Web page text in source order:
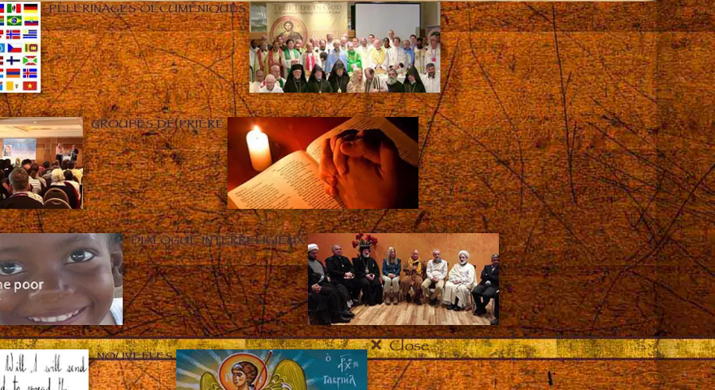
PÈLERINAGES OECUMÉNIQUES
GROUPES DE PRIÈRE
DIALOGUE INTERRELIGIEUX
NOUVELLES Close